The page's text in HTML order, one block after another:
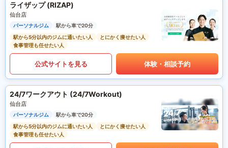
ライザップ (RIZAP)
仙台店
パーソナルジム
駅から車で20分
駅から5分以内のジムに通いたい人
とにかく痩せたい人
食事管理も任せたい人
公式サイトを見る 体験・相談予約
24/7ワークアウト (24/7Workout)
仙台店
パーソナルジム
駅から車で20分
駅から5分以内のジムに通いたい人
とにかく痩せたい人
食事管理も任せたい人